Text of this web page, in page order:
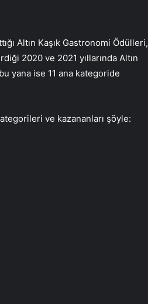
Altın Kaşık Gastronomi Ödülleri,
2020 ve 2021 yıllarında Altın
yana ise 11 ana kategoride
ve kazananları şöyle: